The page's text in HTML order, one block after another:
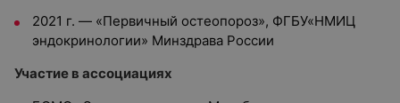
2021 г. — «Первичный остеопороз», ФГБУ«НМИЦ
эндокринологии» Минздрава России
Участие в ассоциациях